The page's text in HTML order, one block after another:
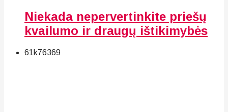
Niekada nepervertinkite priešų
kvailumo ir draugų ištikimybės
61k76369